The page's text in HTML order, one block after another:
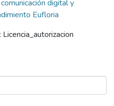
digital y
Eufloria